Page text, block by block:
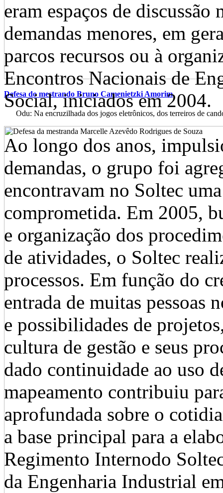
Defesa do mestrando Bruno Camenietzki Amorim
Odu: Na encruzilhada dos jogos eletrônicos, dos terreiros de
eram espaços de
demandas menores, em
parcos recursos ou à
Encontros Nacionais de
Social, iniciados em 2004.
Ao longo dos anos,
demandas, o grupo foi
encontravam no Soltec
comprometida. Em 2005,
e organização dos
de atividades, o Soltec
processos. Em função do
entrada de muitas pessoas
e possibilidades de
cultura de gestão e seus
dado continuidade ao uso
mapeamento contribuiu
aprofundada sobre o
a base principal para a
Regimento Internodo
da Engenharia Industrial